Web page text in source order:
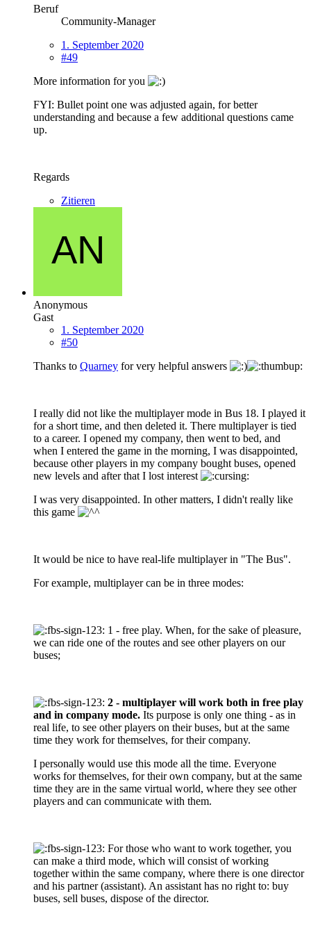
Beruf
Community-Manager
1. September 2020
#49
More information for you
FYI: Bullet point one was adjusted again, for better
understanding and because a few additional questions came
up.
Regards
Zitieren
Anonymous
Gast
1. September 2020
#50
Thanks to Quarney for very helpful answers
I really did not like the multiplayer mode in Bus 18. I played it
for a short time, and then deleted it. There multiplayer is tied
to a career. I opened my company, then went to bed, and
when I entered the game in the morning, I was disappointed,
because other players in my company bought buses, opened
new levels and after that I lost interest
I was very disappointed. In other matters, I didn't really like
this game
It would be nice to have real-life multiplayer in "The Bus".
For example, multiplayer can be in three modes:
1 - free play. When, for the sake of pleasure,
we can ride one of the routes and see other players on our
buses;
2 - multiplayer will work both in free play
and in company mode. Its purpose is only one thing - as in
real life, to see other players on their buses, but at the same
time they work for themselves, for their company.
I personally would use this mode all the time. Everyone
works for themselves, for their own company, but at the same
time they are in the same virtual world, where they see other
players and can communicate with them.
For those who want to work together, you
can make a third mode, which will consist of working
together within the same company, where there is one director
and his partner (assistant). An assistant has no right to: buy
buses, sell buses, dispose of the director.